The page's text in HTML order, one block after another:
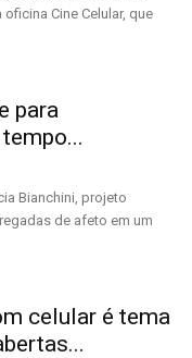
Cine Celular, que
para
Bianchini, projeto
de afeto em um
celular é tema